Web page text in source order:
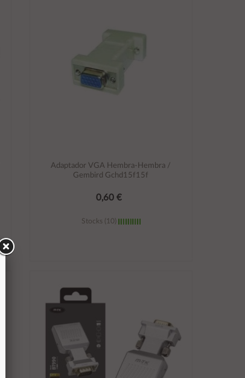
Adaptador VGA Hembra-Hembra /
Gembird Gchd15f15f
0,60 €
Stocks (10)